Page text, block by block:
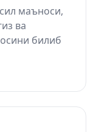
маъноси,
ва
билиб